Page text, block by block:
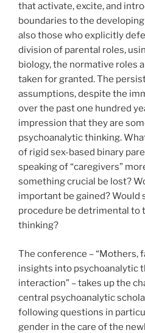
that activate, excite, and
boundaries to the
also those who explicitly
division of parental roles,
biology, the normative roles
taken for granted. The
assumptions, despite the
over the past one hundred
impression that they are
psychoanalytic thinking.
of rigid sex-based binary
speaking of “caregivers”
something crucial be lost?
important be gained? Would
procedure be detrimental to
thinking?
The conference – “Mothers,
insights into psychoanalytic
interaction” – takes up the
central psychoanalytic
following questions in
gender in the care of the